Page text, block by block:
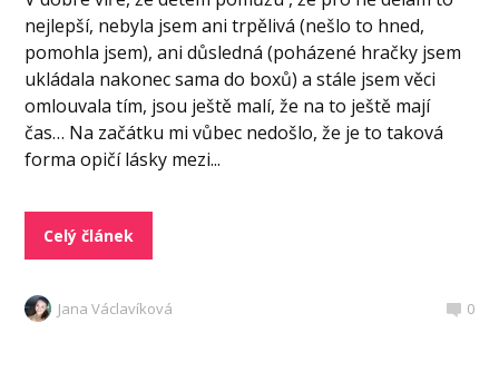
nejlepší, nebyla jsem ani trpělivá (nešlo to hned,
pomohla jsem), ani důsledná (poházené hračky jsem
ukládala nakonec sama do boxů) a stále jsem věci
omlouvala tím, jsou ještě malí, že na to ještě mají
čas… Na začátku mi vůbec nedošlo, že je to taková
forma opičí lásky mezi...
Celý článek
Jana Václavíková 0